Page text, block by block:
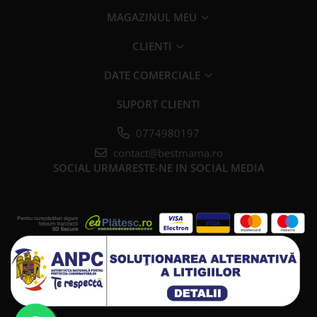
MAGAZINUL MEU
CLIENTI
DATE COMERCIALE
SUPORT CLIENTI
0774980197
contact@bestmama.ro
SOCIAL URMARESTE-NE IN SOCIAL MEDIA